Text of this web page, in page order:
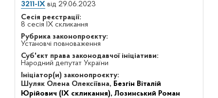
3211-IXвід 29.06.2023
Сесія реєстрації:
8 сесія IX скликання
Рубрика законопроєкту:
Установчі повноваження
Суб'єкт права законодавчої ініціативи:
Народний депутат України
Ініціатор(и) законопроєкту:
Шуляк Олена Олексіївна, Безгін Віталій
Юрійович (IX скликання), Лозинський Роман